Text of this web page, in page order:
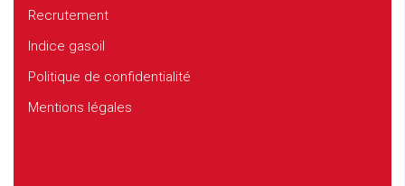
Recrutement
Indice gasoil
Politique de confidentialité
Mentions légales